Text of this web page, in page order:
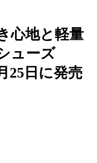
心地と軽量
ューズ
25日に発売